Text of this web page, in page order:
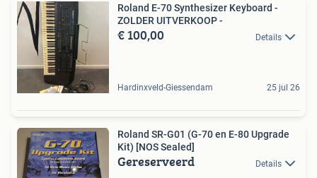
Roland E-70 Synthesizer Keyboard -
ZOLDER UITVERKOOP -
€ 100,00 Details
Hardinxveld-Giessendam 25 jul 26
Roland SR-G01 (G-70 en E-80 Upgrade
Kit) [NOS Sealed]
Gereserveerd Details